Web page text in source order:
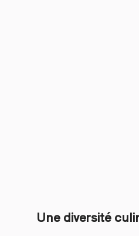
Une diversité